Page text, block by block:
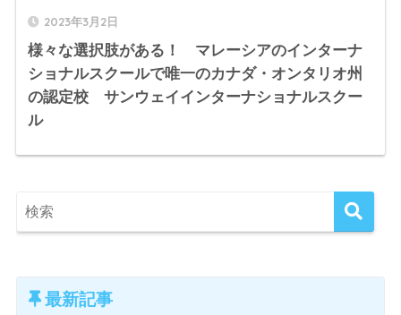
2023年3月2日
様々な選択肢がある！ マレーシアのインターナ
ショナルスクールで唯一のカナダ・オンタリオ州
の認定校 サンウェイインターナショナルスクー
ル
最新記事